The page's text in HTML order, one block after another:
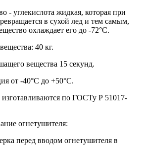
- углекислота жидкая, которая при
в сухой лед и тем самым,
охлаждает его до -72°C.
40 кг.
вещества 15 секунд.
от -40°C до +50°C.
по ГОСТу Р 51017-
огнетушителя:
перед вводом огнетушителя в